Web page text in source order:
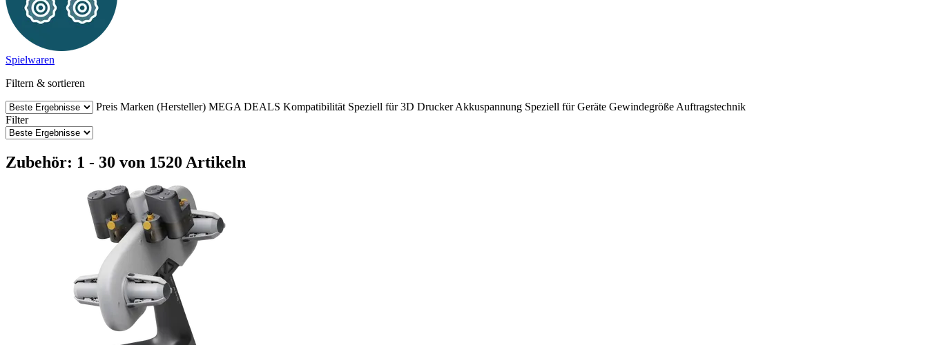
Spielwaren
Filtern & sortieren
Preis Marken (Hersteller) MEGA DEALS Kompatibilität Speziell für 3D Drucker Akkuspannung Speziell für Geräte Gewindegröße Auftragstechnik
Filter
Zubehör: 1 - 30 von 1520 Artikeln